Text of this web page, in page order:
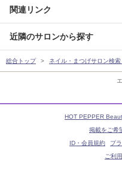
関連リンク
近隣のサロンから探す
総合トップ ネイル・まつげサロン検
HOT PEPPER
掲載をご希
ID・会員規約
プ
ご利